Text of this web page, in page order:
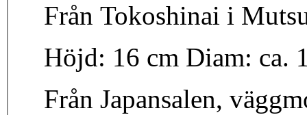
Från Tokoshinai i
Höjd: 16 cm Diam:
Från Japansalen,